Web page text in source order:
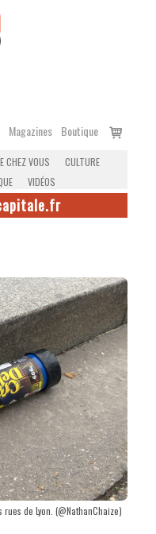
Magazines Boutique
Voir
CHEZ VOUS
CULTURE
VIDÉOS
de Lyon. (@NathanChaize)